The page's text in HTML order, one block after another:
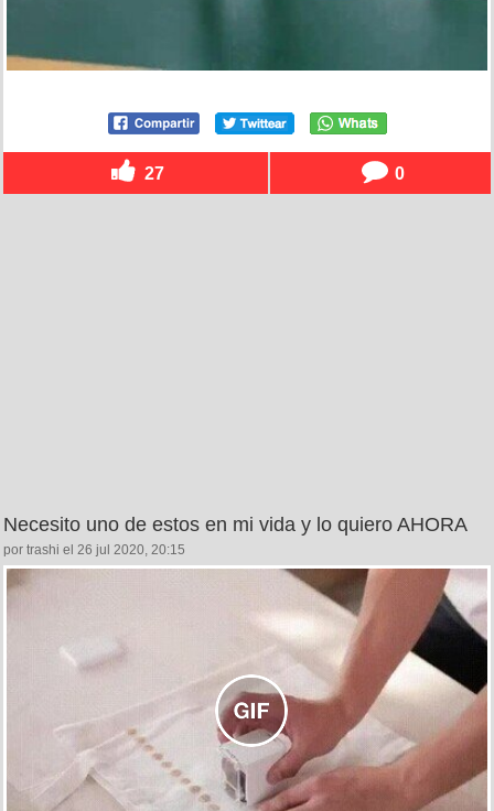
27 0
Necesito uno de estos en mi vida y lo quiero AHORA
por trashi el 26 jul 2020, 20:15